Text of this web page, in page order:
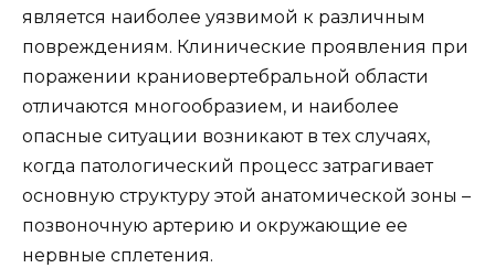
является наиболее уязвимой к различным
повреждениям. Клинические проявления при
поражении краниовертебральной области
отличаются многообразием, и наиболее
опасные ситуации возникают в тех случаях,
когда патологический процесс затрагивает
основную структуру этой анатомической зоны –
позвоночную артерию и окружающие ее
нервные сплетения.